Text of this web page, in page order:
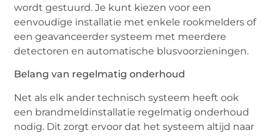
wordt gestuurd. Je kunt kiezen voor een
eenvoudige installatie met enkele rookmelders of
een geavanceerder systeem met meerdere
detectoren en automatische blusvoorzieningen.
Belang van regelmatig onderhoud
Net als elk ander technisch systeem heeft ook
een brandmeldinstallatie regelmatig onderhoud
nodig. Dit zorgt ervoor dat het systeem altijd naar